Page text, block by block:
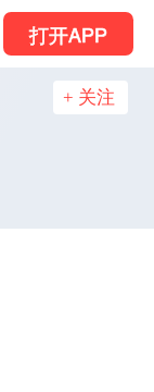
打开APP
+ 关注